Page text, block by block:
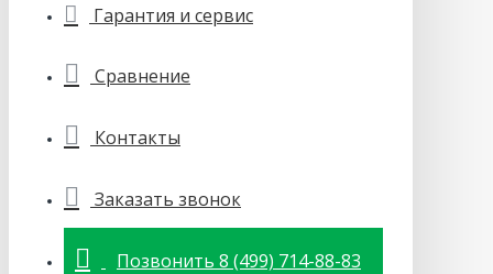
Гарантия и сервис
Сравнение
Контакты
Заказать звонок
Позвонить 8 (499) 714-88-83